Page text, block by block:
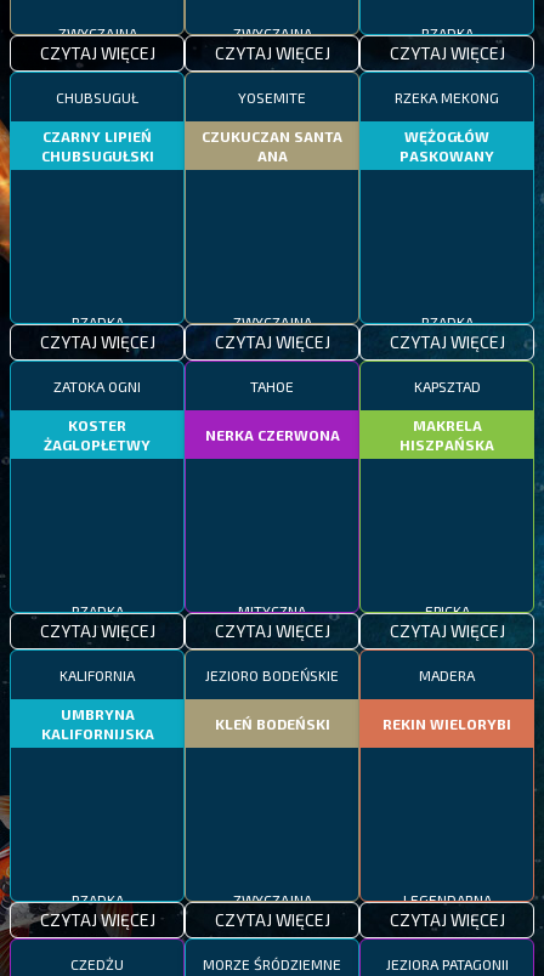
ZWYCZAJNA
CZYTAJ WIĘCEJ
ZWYCZAJNA
CZYTAJ WIĘCEJ
RZADKA
CZYTAJ WIĘCEJ
CHUBSUGUŁ
CZARNY LIPIEŃ
CHUBSUGUŁSKI
RZADKA
CZYTAJ WIĘCEJ
YOSEMITE
CZUKUCZAN SANTA
ANA
ZWYCZAJNA
CZYTAJ WIĘCEJ
RZEKA MEKONG
WĘŻOGŁÓW
PASKOWANY
RZADKA
CZYTAJ WIĘCEJ
ZATOKA OGNI
KOSTER
ŻAGLOPŁETWY
RZADKA
CZYTAJ WIĘCEJ
TAHOE
NERKA CZERWONA
MITYCZNA
CZYTAJ WIĘCEJ
KAPSZTAD
MAKRELA
HISZPAŃSKA
EPICKA
CZYTAJ WIĘCEJ
KALIFORNIA
UMBRYNA
KALIFORNIJSKA
RZADKA
CZYTAJ WIĘCEJ
JEZIORO BODEŃSKIE
KLEŃ BODEŃSKI
ZWYCZAJNA
CZYTAJ WIĘCEJ
MADERA
REKIN WIELORYBI
LEGENDARNA
CZYTAJ WIĘCEJ
CZEDŻU MORZE ŚRÓDZIEMNE JEZIORA PATAGONII